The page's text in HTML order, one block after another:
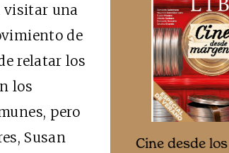
visitar una
de
relatar los
los
pero
Susan
márgenes Cine desde